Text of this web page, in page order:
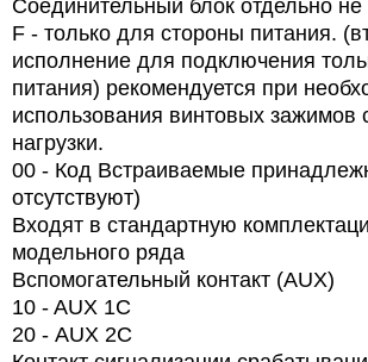
Соединительный блок отдельно не
F - только для стороны питания.
исполнение для подключения
питания) рекомендуется при
использования винтовых зажимов
нагрузки.
00 - Код Встраиваемые
отсутствуют)
Входят в стандартную
модельного ряда
Вспомогательный контакт (AUX)
10 - AUX 1C
20 - AUX 2C